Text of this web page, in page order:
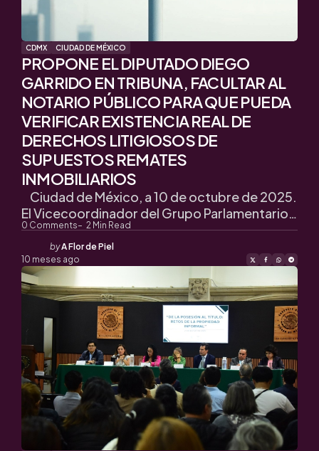
CDMX CIUDAD DE MÉXICO
PROPONE EL DIPUTADO DIEGO
GARRIDO EN TRIBUNA, FACULTAR AL
NOTARIO PÚBLICO PARA QUE PUEDA
VERIFICAR EXISTENCIA REAL DE
DERECHOS LITIGIOSOS DE
SUPUESTOS REMATES
INMOBILIARIOS
0 Comments 2 Min Read
Ciudad de México, a 10 de octubre de 2025.
El Vicecoordinador del Grupo Parlamentario…
Posted
by
byA Flor de Piel
10 meses ago